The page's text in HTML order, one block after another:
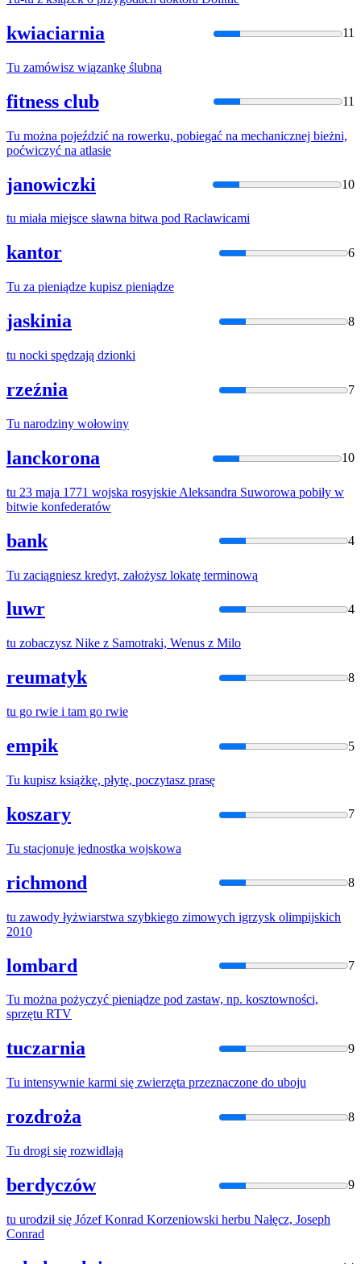
kwiaciarnia 11
Tu zamówisz wiązankę ślubną
fitness club 11
Tu można pojeździć na rowerku, pobiegać na mechanicznej bieżni,
poćwiczyć na atlasie
janowiczki 10
tu miała miejsce sławna bitwa pod Racławicami
kantor 6
Tu za pieniądze kupisz pieniądze
jaskinia 8
tu nocki spędzają dzionki
rzeźnia 7
Tu narodziny wołowiny
lanckorona 10
tu 23 maja 1771 wojska rosyjskie Aleksandra Suworowa pobiły w
bitwie konfederatów
bank 4
Tu zaciągniesz kredyt, założysz lokatę terminową
luwr 4
tu zobaczysz Nike z Samotraki, Wenus z Milo
reumatyk 8
tu go rwie i tam go rwie
empik 5
Tu kupisz książkę, płytę, poczytasz prasę
koszary 7
Tu stacjonuje jednostka wojskowa
richmond 8
tu zawody łyżwiarstwa szybkiego zimowych igrzysk olimpijskich
2010
lombard 7
Tu można pożyczyć pieniądze pod zastaw, np. kosztowności,
sprzętu RTV
tuczarnia 9
Tu intensywnie karmi się zwierzęta przeznaczone do uboju
rozdroża 8
Tu drogi się rozwidlają
berdyczów 9
tu urodził się Józef Konrad Korzeniowski herbu Nałęcz, Joseph
Conrad